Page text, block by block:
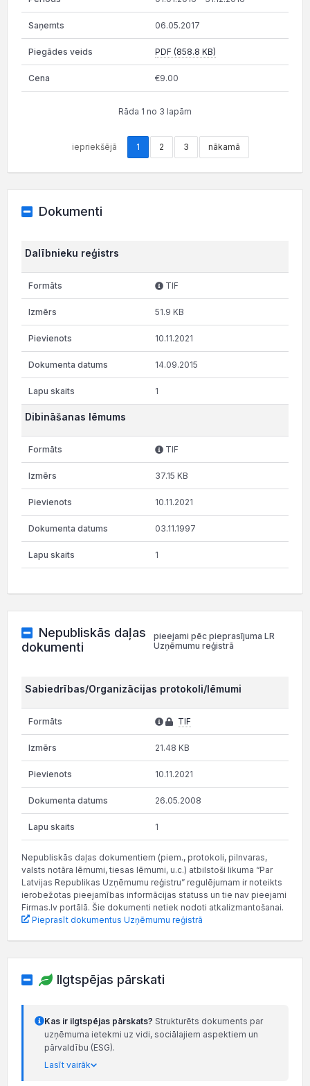
06.05.2017
PDF (858.8 KB)
€9.00
Rāda 1 no 3 lapām
iepriekšējā 1 2 3 nākamā
Dokumenti
Dalībnieku reģistrs
TIF
51.9 KB
10.11.2021
14.09.2015
1
Dibināšanas lēmums
TIF
37.15 KB
10.11.2021
03.11.1997
1
Nepubliskās daļas
dokumenti
pieejami pēc pieprasījuma LR
Uzņēmumu reģistrā
Sabiedrības/Organizācijas protokoli/lēmumi
TIF
21.48 KB
10.11.2021
26.05.2008
1
Nepubliskās daļas dokumentiem (piem., protokoli, pilnvaras,
valsts notāra lēmumi, tiesas lēmumi, u.c.) atbilstoši likuma “Par
Latvijas Republikas Uzņēmumu reģistru” regulējumam ir noteikts
ierobežotas pieejamības informācijas statuss un tie nav pieejami
Firmas.lv portālā. Šie dokumenti netiek nodoti atkalizmantošanai.
Pieprasīt dokumentus Uzņēmumu reģistrā
Ilgtspējas pārskati
Kas ir ilgtspējas pārskats? Strukturēts dokuments par
uzņēmuma ietekmi uz vidi, sociālajiem aspektiem un
pārvaldību (ESG).
Lasīt vairāk